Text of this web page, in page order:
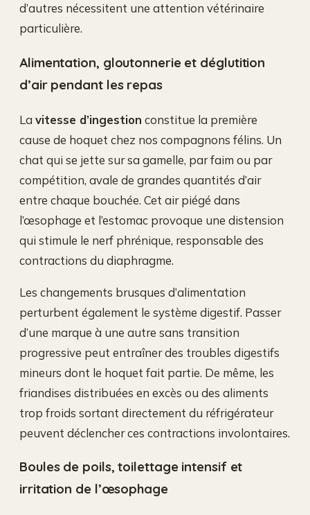
d’autres nécessitent une attention vétérinaire
particulière.
Alimentation, gloutonnerie et déglutition
d’air pendant les repas
Lavitesse d’ingestion constitue la première
cause de hoquet chez nos compagnons félins. Un
chat qui se jette sur sa gamelle, par faim ou par
compétition, avale de grandes quantités d’air
entre chaque bouchée. Cet air piégé dans
l’œsophage et l’estomac provoque une distension
qui stimule le nerf phrénique, responsable des
contractions du diaphragme.
Les changements brusques d’alimentation
perturbent également le système digestif. Passer
d’une marque à une autre sans transition
progressive peut entraîner des troubles digestifs
mineurs dont le hoquet fait partie. De même, les
friandises distribuées en excès ou des aliments
trop froids sortant directement du réfrigérateur
peuvent déclencher ces contractions involontaires.
Boules de poils, toilettage intensif et
irritation de l’œsophage